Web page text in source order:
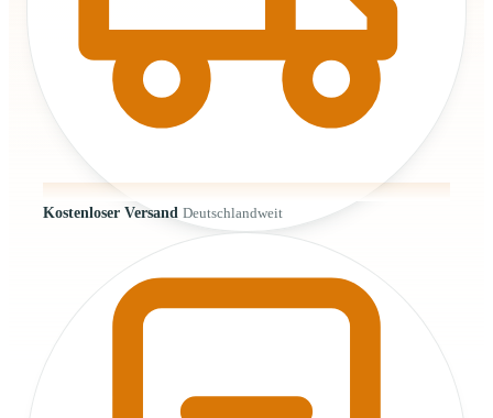
Kostenloser Versand Deutschlandweit